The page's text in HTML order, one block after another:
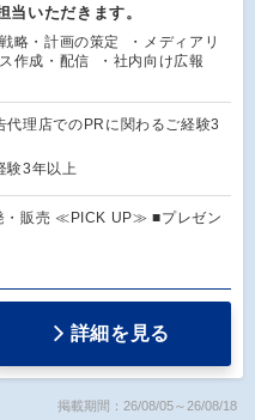
当いただきます。
略・計画の策定 ・メディアリ
作成・配信 ・社内向け広報
代理店でのPRに関わるご経験3
験3年以上
・販売 ≪PICK UP≫ ■プレゼン
詳細を見る
掲載期間：26/08/05～26/08/18